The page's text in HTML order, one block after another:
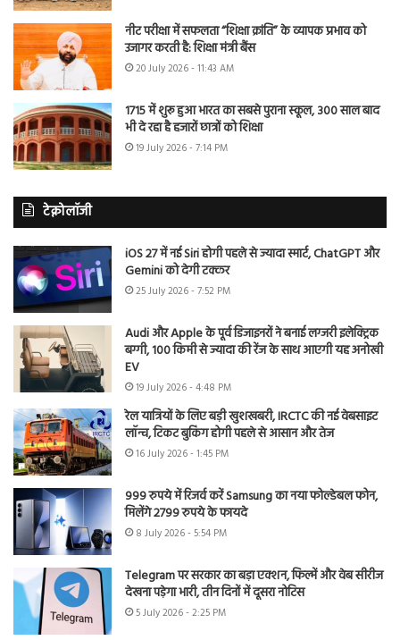
नीट परीक्षा में सफलता “शिक्षा क्रांति” के व्यापक प्रभाव को
उजागर करती है: शिक्षा मंत्री बैंस
20 July 2026 - 11:43 AM
1715 में शुरू हुआ भारत का सबसे पुराना स्कूल, 300 साल बाद
भी दे रहा है हजारों छात्रों को शिक्षा
19 July 2026 - 7:14 PM
टेक्नोलॉजी
iOS 27 में नई Siri होगी पहले से ज्यादा स्मार्ट, ChatGPT और
Gemini को देगी टक्कर
25 July 2026 - 7:52 PM
Audi और Apple के पूर्व डिजाइनरों ने बनाई लग्जरी इलेक्ट्रिक
बग्गी, 100 किमी से ज्यादा की रेंज के साथ आएगी यह अनोखी
EV
19 July 2026 - 4:48 PM
रेल यात्रियों के लिए बड़ी खुशखबरी, IRCTC की नई वेबसाइट
लॉन्च, टिकट बुकिंग होगी पहले से आसान और तेज
16 July 2026 - 1:45 PM
999 रुपये में रिजर्व करें Samsung का नया फोल्डेबल फोन,
मिलेंगे 2799 रुपये के फायदे
8 July 2026 - 5:54 PM
Telegram पर सरकार का बड़ा एक्शन, फिल्में और वेब सीरीज
देखना पड़ेगा भारी, तीन दिनों में दूसरा नोटिस
5 July 2026 - 2:25 PM